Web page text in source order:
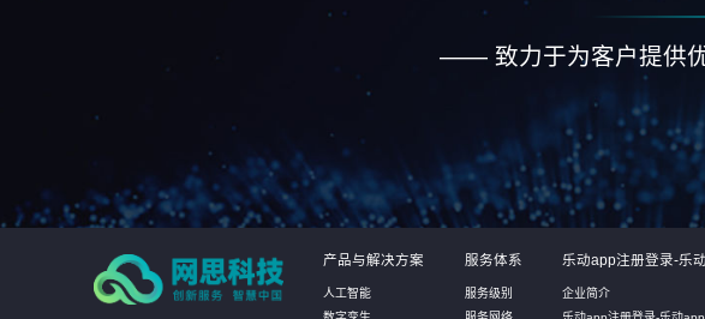
—— 致力于为客户提供
产品与解决方案
人工智能
服务体系
服务级别
乐动app注册登录-乐
企业简介